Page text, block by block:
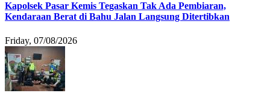
Kapolsek Pasar Kemis Tegaskan Tak Ada Pembiaran,
Kendaraan Berat di Bahu Jalan Langsung Ditertibkan
Friday, 07/08/2026